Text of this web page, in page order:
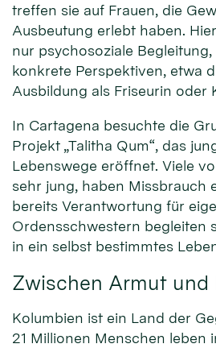
treffen sie auf Frauen, die
Ausbeutung erlebt haben.
nur psychosoziale
konkrete Perspektiven, etwa
Ausbildung als Friseurin oder
In Cartagena besuchte die
Projekt „Talitha Qum“, das
Lebenswege eröffnet. Viele
sehr jung, haben Missbrauch
bereits Verantwortung für
Ordensschwestern begleiten
in ein selbst bestimmtes
Zwischen Armut und
Kolumbien ist ein Land der
21 Millionen Menschen leben